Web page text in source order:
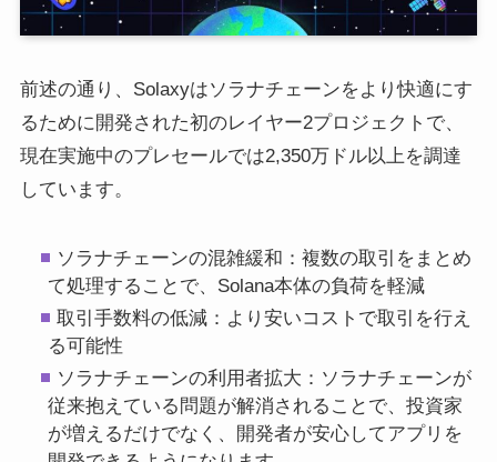
前述の通り、Solaxyはソラナチェーンをより快適にす
るために開発された初のレイヤー2プロジェクトで、
現在実施中のプレセールでは2,350万ドル以上を調達
しています。
ソラナチェーンの混雑緩和：複数の取引をまとめ
て処理することで、Solana本体の負荷を軽減
取引手数料の低減：より安いコストで取引を行え
る可能性
ソラナチェーンの利用者拡大：ソラナチェーンが
従来抱えている問題が解消されることで、投資家
が増えるだけでなく、開発者が安心してアプリを